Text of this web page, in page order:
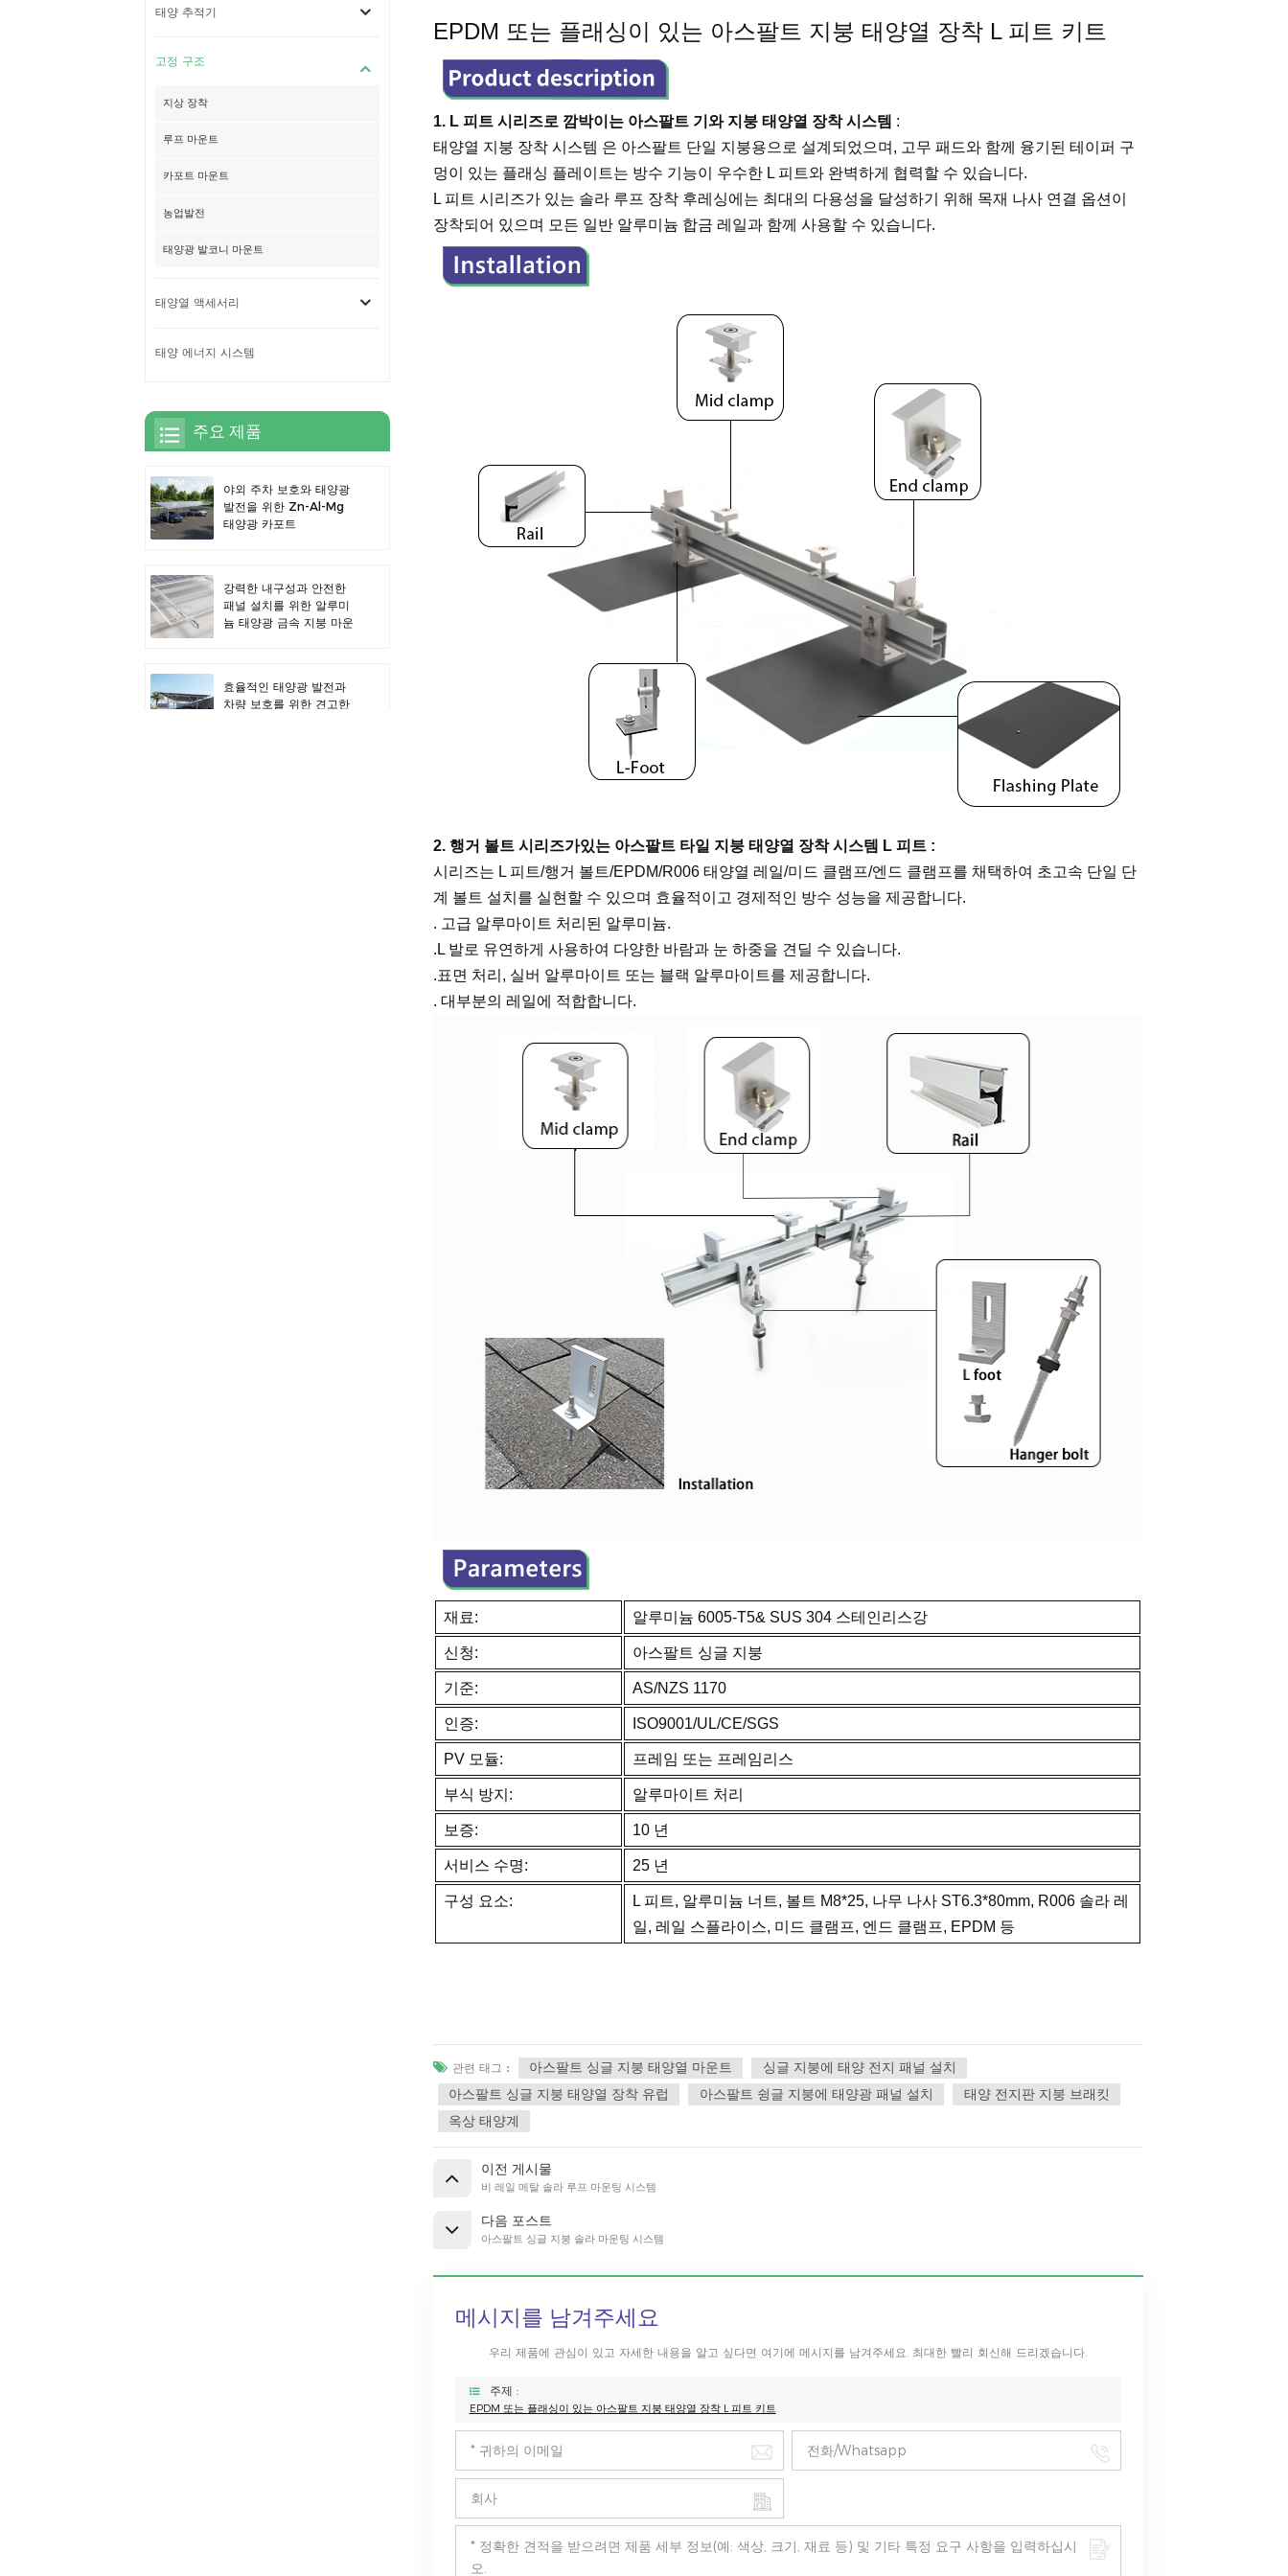
EPDM 또는 플래싱이 있는 아스팔트 지붕 태양열 장착 L 피트 키트
1. L 피트 시리즈로 깜박이는 아스팔트 기와 지붕 태양열 장착 시스템 :
태양열 지붕 장착 시스템 은 아스팔트 단일 지붕용으로 설계되었으며, 고무 패드와 함께 융기된 테이퍼 구
멍이 있는 플래싱 플레이트는 방수 기능이 우수한 L 피트와 완벽하게 협력할 수 있습니다.
L 피트 시리즈가 있는 솔라 루프 장착 후레싱에는 최대의 다용성을 달성하기 위해 목재 나사 연결 옵션이
장착되어 있으며 모든 일반 알루미늄 합금 레일과 함께 사용할 수 있습니다.
2. 행거 볼트 시리즈가있는 아스팔트 타일 지붕 태양열 장착 시스템 L 피트 :
시리즈는 L 피트/행거 볼트/EPDM/R006 태양열 레일/미드 클램프/엔드 클램프를 채택하여 초고속 단일 단
계 볼트 설치를 실현할 수 있으며 효율적이고 경제적인 방수 성능을 제공합니다.
. 고급 알루마이트 처리된 알루미늄.
.L 발로 유연하게 사용하여 다양한 바람과 눈 하중을 견딜 수 있습니다.
.표면 처리, 실버 알루마이트 또는 블랙 알루마이트를 제공합니다.
. 대부분의 레일에 적합합니다.
재료: 알루미늄 6005-T5& SUS 304 스테인리스강
신청: 아스팔트 싱글 지붕
기준: AS/NZS 1170
인증: ISO9001/UL/CE/SGS
PV 모듈: 프레임 또는 프레임리스
부식 방지: 알루마이트 처리
보증: 10 년
서비스 수명: 25 년
구성 요소:
L 피트, 알루미늄 너트, 볼트 M8*25, 나무 나사 ST6.3*80mm, R006 솔라 레
일, 레일 스플라이스, 미드 클램프, 엔드 클램프, EPDM 등
관련 태그 : 아스팔트 싱글 지붕 태양열 마운트
싱글 지붕에 태양 전지 패널 설치
아스팔트 싱글 지붕 태양열 장착 유럽
아스팔트 슁글 지붕에 태양광 패널 설치
태양 전지판 지붕 브래킷
옥상 태양계
이전 게시물
비 레일 메탈 솔라 루프 마운팅 시스템
다음 포스트
아스팔트 싱글 지붕 솔라 마운팅 시스템
메시지를 남겨주세요
우리 제품에 관심이 있고 자세한 내용을 알고 싶다면 여기에 메시지를 남겨주세요. 최대한 빨리 회신해 드리겠습니다.
주제 :
EPDM 또는 플래싱이 있는 아스팔트 지붕 태양열 장착 L 피트 키트
태양 추적기
고정 구조
지상 장착
루프 마운트
카포트 마운트
농업발전
태양광 발코니 마운트
태양열 액세서리
태양 에너지 시스템
주요 제품
야외 주차 보호와 태양광
발전을 위한 Zn-Al-Mg
태양광 카포트
강력한 내구성과 안전한
패널 설치를 위한 알루미
늄 태양광 금속 지붕 마운
효율적인 태양광 발전과
차량 보호를 위한 견고한